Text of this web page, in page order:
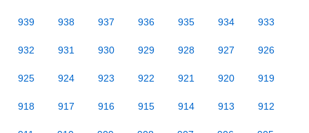
939 938 937 936 935 934 933
932 931 930 929 928 927 926
925 924 923 922 921 920 919
918 917 916 915 914 913 912